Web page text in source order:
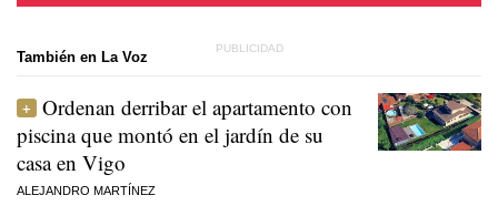
También en La Voz
Ordenan derribar el apartamento con
piscina que montó en el jardín de su
casa en Vigo
ALEJANDRO MARTÍNEZ